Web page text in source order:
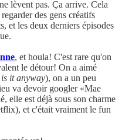
lèvent pas. Ça arrive. Cela
des gens créatifs
et les deux derniers épisodes
, et houla! C'est rare qu'on
le détour! On a aimé
it anyway), on a un peu
va devoir googler «Mae
elle est déjà sous son charme
et c'était vraiment le fun